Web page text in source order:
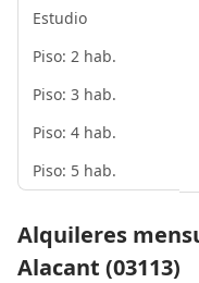
Estudio
Piso: 2 hab.
Piso: 3 hab.
Piso: 4 hab.
Piso: 5 hab.
Alquileres
Alacant (03113)